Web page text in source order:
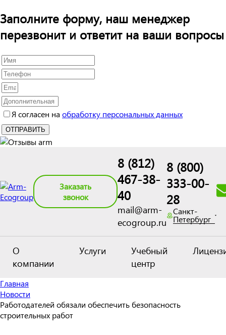
Заполните форму, наш менеджер
перезвонит и ответит на ваши вопросы
Я согласен на обработку персональных данных
Заказать
звонок
8 (812)
467-38-
40
mail@arm-
ecogroup.ru
8 (800)
333-00-
28
Санкт-
Петербург
О
компании
Услуги
Учебный
центр
Главная
Новости
Работодателей обязали обеспечить безопасность
строительных работ